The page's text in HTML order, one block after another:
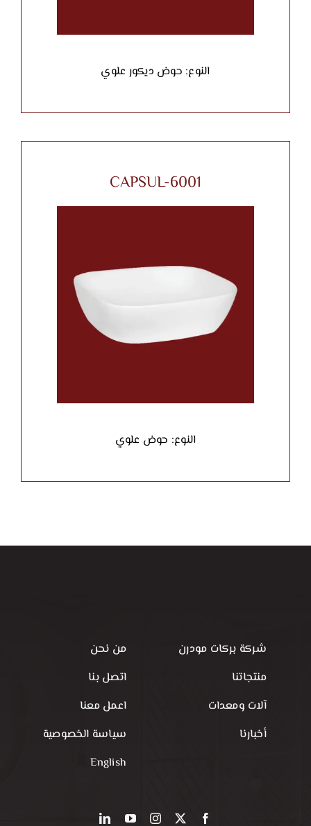
النوع: حوض ديكور علوي
CAPSUL-6001
النوع: حوض علوي
شركة بركات مودرن
منتجاتنا
آلات ومعدات
أخبارنا
من نحن
اتصل بنا
اعمل معنا
سياسة الخصوصية
English